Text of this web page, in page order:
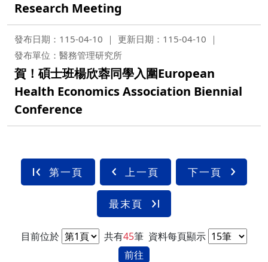
Research Meeting
發布日期：115-04-10
更新日期：115-04-10
發布單位：醫務管理研究所
賀！碩士班楊欣蓉同學入圍European
Health Economics Association Biennial
Conference
第一頁 上一頁 下一頁
最末頁
目前位於 共有45筆 資料每頁顯示
前往